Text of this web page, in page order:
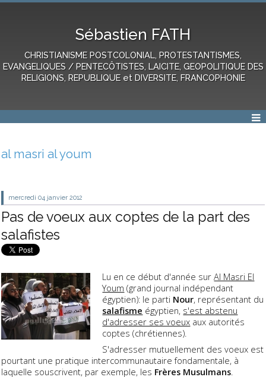
Sébastien FATH
CHRISTIANISME POSTCOLONIAL, PROTESTANTISMES,
EVANGELIQUES / PENTECÔTISTES, LAICITE, GEOPOLITIQUE DES
RELIGIONS, REPUBLIQUE et DIVERSITE, FRANCOPHONIE
al masri al youm
mercredi 04 janvier 2012
Pas de voeux aux coptes de la part des
salafistes
Lu en ce début d'année surAl Masri El
Youm (grand journal indépendant
égyptien): le parti Nour, représentant du
salafisme égyptien, s'est abstenu
d'adresser ses voeux aux autorités
coptes (chrétiennes).
S'adresser mutuellement des voeux est
pourtant une pratique intercommunautaire fondamentale, à
laquelle souscrivent, par exemple, les Frères Musulmans.